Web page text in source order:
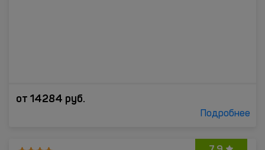
от 14284 руб.
Подробнее